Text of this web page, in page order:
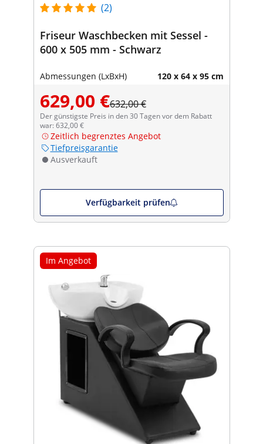
(2)
Friseur Waschbecken mit Sessel -
600 x 505 mm - Schwarz
Abmessungen (LxBxH) 120 x 64 x 95 cm
629,00 €632,00 €
Der günstigste Preis in den 30 Tagen vor dem Rabatt
war: 632,00 €
Zeitlich begrenztes Angebot
Tiefpreisgarantie
Ausverkauft
Verfügbarkeit prüfen
Im Angebot